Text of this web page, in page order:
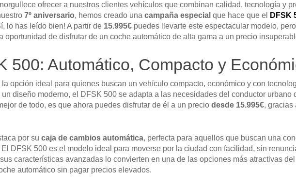
ofrecer a nuestros clientes vehículos que combinan calidad, tecnología y
7º aniversario, hemos creado una campaña especial que hace que el DFSK
lo has leído bien! A partir de 15.995€ puedes llevarte este espectacular modelo, pero
oportunidad de disfrutar de un coche automático de alta gama a un precio
500: Automático, Compacto y
la opción ideal para quienes buscan un vehículo compacto, económico y con
un diseño moderno, el DFSK 500 se adapta a las necesidades del conductor urbano
de todo, es que ahora puedes disfrutar de él a un precio desde 15.995€, gracias
por su caja de cambios automática, perfecta para aquellos que buscan una
DFSK 500 es el modelo ideal para moverse por la ciudad con facilidad, sin
características avanzadas lo convierten en una de las opciones más atractivas
automático sin pagar precios elevados.